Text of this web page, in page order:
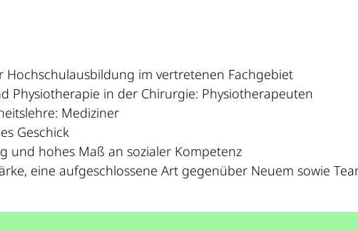
Hochschulausbildung im vertretenen Fachgebiet
Physiotherapie in der Chirurgie: Physiotherapeuten
Mediziner
Geschick
und hohes Maß an sozialer Kompetenz
eine aufgeschlossene Art gegenüber Neuem sowie